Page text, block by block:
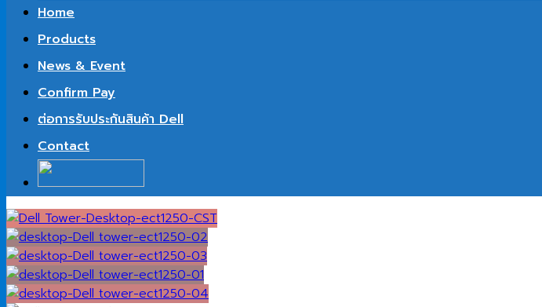
Home
Products
News & Event
Confirm Pay
ต่อการรับประกันสินค้า Dell
Contact